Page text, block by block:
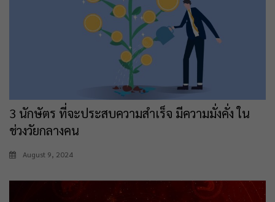
3 นักษัตร ที่จะประสบความสำเร็จ มีความมั่งคั่ง ใน
ช่วงวัยกลางคน
August 9, 2024